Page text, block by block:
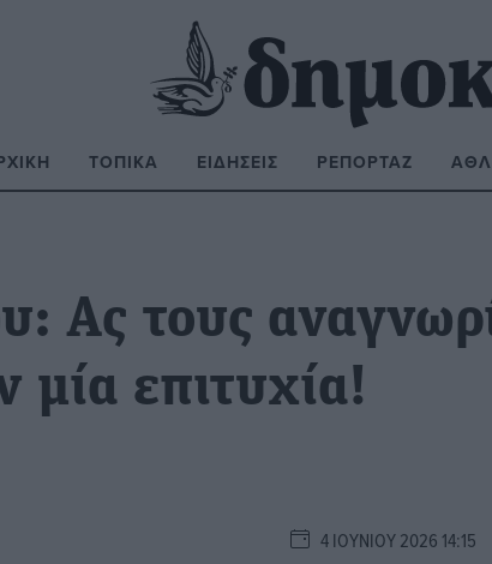
ΤΟΠΙΚΆ ΕΙΔΉΣΕΙΣ ΡΕΠΟΡΤΆΖ
Ας τους
μία επιτυχία!
4 ΙΟΥΝΊΟΥ 2026 14:15